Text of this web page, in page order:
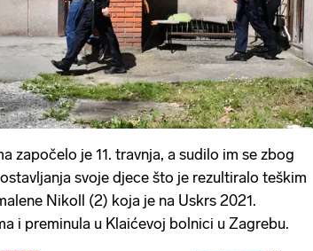
započelo je 11. travnja, a sudilo im se zbog
svoje djece što je rezultiralo teškim
Nikoll (2) koja je na Uskrs 2021.
i preminula u Klaićevoj bolnici u Zagrebu.